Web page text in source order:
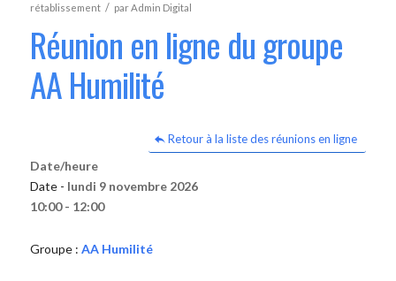
rétablissement / parAdmin Digital
Réunion en ligne du groupe
AA Humilité
Retour à la liste des réunions en ligne
Date/heure
Date - lundi 9 novembre 2026
10:00 - 12:00
Groupe : AA Humilité